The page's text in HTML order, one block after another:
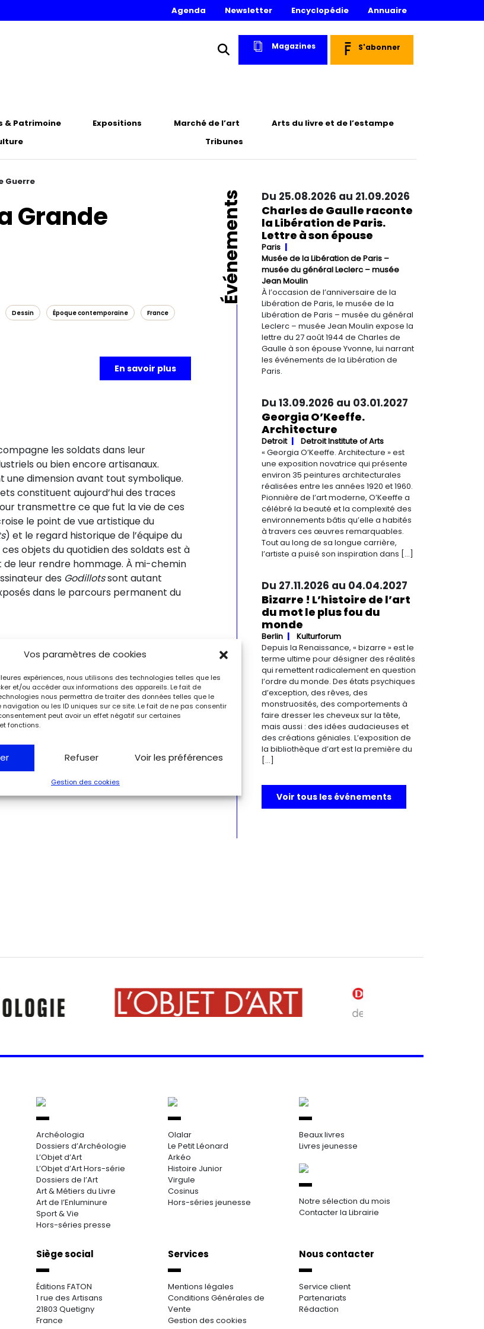
Vos paramètres de cookies
expériences, nous utilisons des technologies telles que les
et/ou accéder aux informations des appareils. Le fait de
nous permettra de traiter des données telles que le
ou les ID uniques sur ce site. Le fait de ne pas consentir
peut avoir un effet négatif sur certaines
fonctions.
Refuser Voir les préférences
Gestion des cookies
Agenda Newsletter Encyclopédie Annuaire
Magazines S'abonner
& Patrimoine Expositions Marché de l’art
Arts du livre et de l’estampe
Tribunes
Guerre
Grande
Dessin Époque contemporaine France
En savoir plus
les soldats dans leur
ou bien encore artisanaux.
une dimension avant tout symbolique.
constituent aujourd’hui des traces
transmettre ce que fut la vie de ces
le point de vue artistique du
) et le regard historique de l’équipe du
objets du quotidien des soldats est à
de leur rendre hommage. À mi-chemin
des Godillotssont autant
dans le parcours permanent du
Événements Du 25.08.2026 au 21.09.2026
Charles de Gaulle raconte
la Libération de Paris.
Lettre à son épouse
Paris
Musée de la Libération de Paris –
musée du général Leclerc – musée
Jean Moulin
À l’occasion de l’anniversaire de la
Libération de Paris, le musée de la
Libération de Paris – musée du général
Leclerc – musée Jean Moulin expose la
lettre du 27 août 1944 de Charles de
Gaulle à son épouse Yvonne, lui narrant
les événements de la Libération de
Paris.
Du 13.09.2026 au 03.01.2027
Georgia O’Keeffe.
Architecture
Detroit
Detroit Institute of Arts
« Georgia O’Keeffe. Architecture » est
une exposition novatrice qui présente
environ 35 peintures architecturales
réalisées entre les années 1920 et 1960.
Pionnière de l’art moderne, O’Keeffe a
célébré la beauté et la complexité des
environnements bâtis qu’elle a habités
à travers ces œuvres remarquables.
Tout au long de sa longue carrière,
l’artiste a puisé son inspiration dans […]
Du 27.11.2026 au 04.04.2027
Bizarre ! L’histoire de l’art
du mot le plus fou du
monde
Berlin
Kulturforum
Depuis la Renaissance, « bizarre » est le
terme ultime pour désigner des réalités
qui remettent radicalement en question
l’ordre du monde. Des états psychiques
d’exception, des rêves, des
monstruosités, des comportements à
faire dresser les cheveux sur la tête,
mais aussi : des idées audacieuses et
des créations géniales. L’exposition de
la bibliothèque d’art est la première du
[…]
Voir tous les événements
Archéologia
Dossiers d’Archéologie
L’Objet d’Art
L’Objet d’Art Hors-série
Dossiers de l’Art
Art & Métiers du Livre
Art de l’Enluminure
Sport & Vie
Hors-séries presse
Olalar
Le Petit Léonard
Arkéo
Histoire Junior
Virgule
Cosinus
Hors-séries jeunesse
Beaux livres
Livres jeunesse
Notre sélection du mois
Contacter la Librairie
Siège social
Éditions FATON
1 rue des Artisans
21803 Quetigny
France
Services
Mentions légales
Conditions Générales de
Vente
Gestion des cookies
Nous contacter
Service client
Partenariats
Rédaction